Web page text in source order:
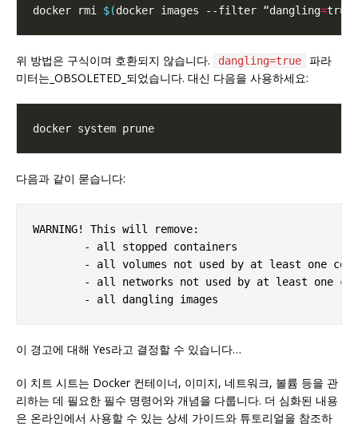
docker rmi $(docker images --filter “dangling=
위 방법은 구식이며 호환되지 않습니다. dangling=true
파라
미터는_OBSOLETED_되었습니다. 대신 다음을 사용하세요:
다음과 같이 묻습니다:
WARNING! This will remove:
이 경고에 대해 Yes라고 결정할 수 있습니다…
이 치트 시트는 Docker 컨테이너, 이미지, 네트워크, 볼륨 등을 관
리하는 데 필요한 필수 명령어와 개념을 다룹니다. 더 심화된 내용
은 온라인에서 사용할 수 있는 상세 가이드와 튜토리얼을 참조하